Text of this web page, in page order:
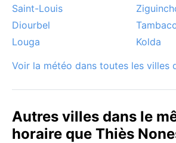
Saint-Louis
Diourbel
Louga
Kolda
Voir la météo dans toutes les villes
Autres villes dans le
horaire que Thiès